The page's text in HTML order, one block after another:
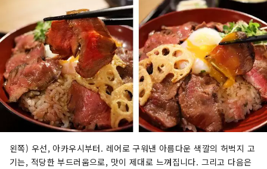
왼쪽) 우선, 아카우시부터. 레어로 구워낸 아름다운 색깔의 허벅지 고
기는, 적당한 부드러움으로, 맛이 제대로 느껴집니다. 그리고 다음은